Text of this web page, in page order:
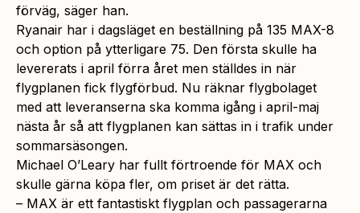
förväg, säger han.
Ryanair har i dagsläget en beställning på 135 MAX-8
och option på ytterligare 75. Den första skulle ha
levererats i april förra året men ställdes in när
flygplanen fick flygförbud. Nu räknar flygbolaget
med att leveranserna ska komma igång i april-maj
nästa år så att flygplanen kan sättas in i trafik under
sommarsäsongen.
Michael O’Leary har fullt förtroende för MAX och
skulle gärna köpa fler, om priset är det rätta.
– MAX är ett fantastiskt flygplan och passagerarna